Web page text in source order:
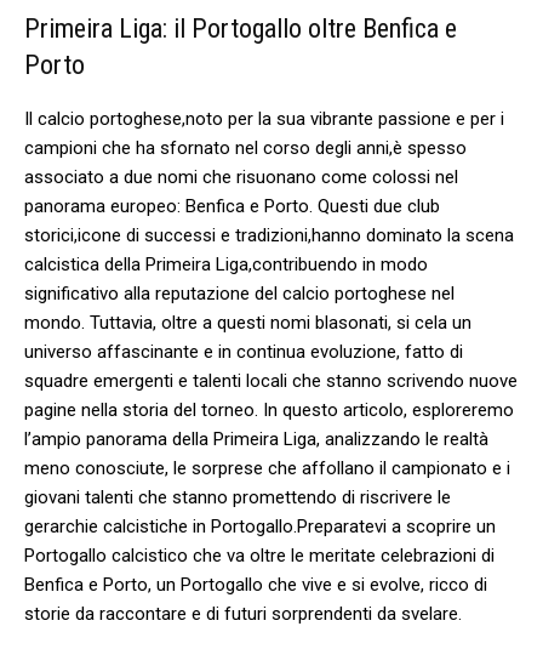
Primeira⁣ Liga: il Portogallo oltre Benfica e
Porto
Il calcio portoghese,noto⁣ per la sua vibrante passione e per i
campioni​ che ha sfornato nel corso ​degli anni,è spesso
associato a due nomi⁤ che‌ risuonano ⁢come colossi nel
‌panorama europeo: Benfica e ⁣Porto. Questi due club
storici,icone di successi e ⁤tradizioni,hanno dominato la scena
calcistica della Primeira Liga,contribuendo in‌ modo
significativo⁣ alla reputazione del calcio‌ portoghese ⁣nel
mondo. Tuttavia, oltre a questi nomi blasonati, si cela un
universo affascinante e in continua evoluzione, fatto di
squadre​ emergenti e talenti locali che stanno⁤ scrivendo nuove
pagine nella storia​ del torneo. In questo articolo, esploreremo
⁤l’ampio ‍panorama della Primeira Liga, analizzando le realtà​
meno conosciute, le sorprese che affollano il campionato e ​i
giovani talenti che stanno promettendo di riscrivere ‍le
gerarchie calcistiche​ in Portogallo.Preparatevi ⁢a scoprire​ un
Portogallo calcistico‍ che va oltre ⁣le meritate celebrazioni di
Benfica e Porto, ⁢un Portogallo che vive e si evolve, ricco di
storie da raccontare e ‍di futuri sorprendenti da svelare.